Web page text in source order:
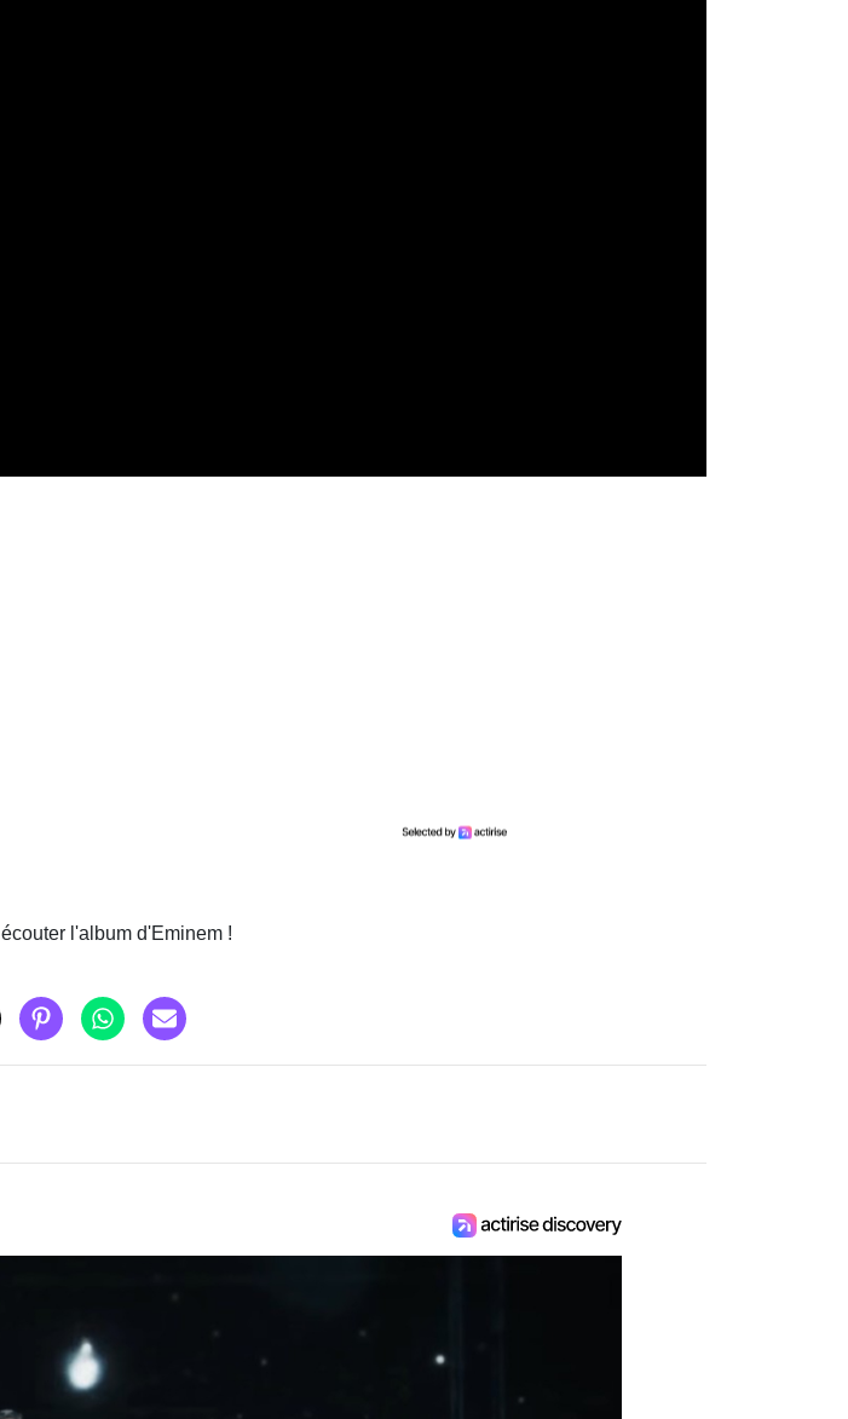
l'album d'Eminem !